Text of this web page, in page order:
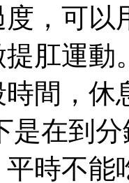
，可以
肛運動
間，
是在到
時不能